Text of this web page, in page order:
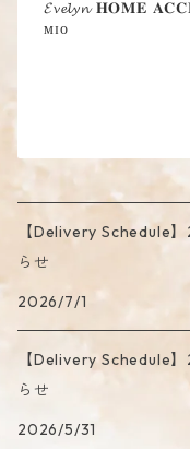
𝓔𝓿𝓮𝓵𝔂𝓷 𝐇𝐎𝐌𝐄
ᴍɪᴏ
【Delivery Schedule
らせ
2026/7/1
【Delivery Schedule
らせ
2026/5/31